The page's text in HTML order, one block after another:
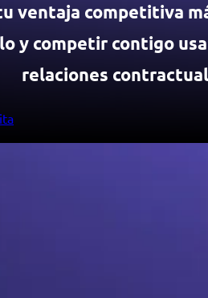
ventaja competitiva
y competir contigo
relaciones